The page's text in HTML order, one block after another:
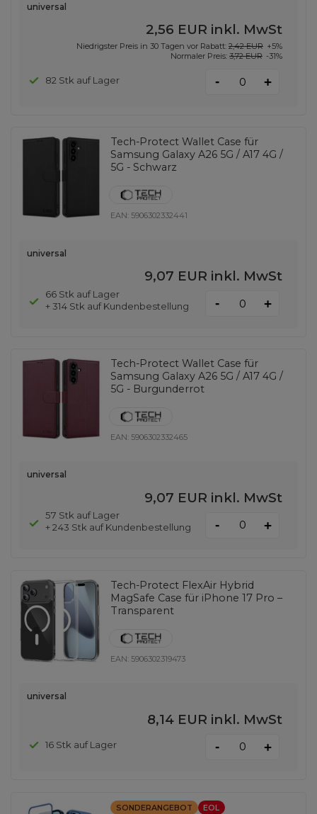
universal
2,56 EUR inkl. MwSt
Niedrigster Preis in 30 Tagen vor Rabatt: 2,42 EUR +5%
Normaler Preis: 3,72 EUR -31%
82 Stk auf Lager - +
Tech-Protect Wallet Case für
Samsung Galaxy A26 5G / A17 4G /
5G - Schwarz
EAN: 5906302332441
universal
9,07 EUR inkl. MwSt
66 Stk auf Lager
+ 314 Stk auf Kundenbestellung
- +
Tech-Protect Wallet Case für
Samsung Galaxy A26 5G / A17 4G /
5G - Burgunderrot
EAN: 5906302332465
universal
9,07 EUR inkl. MwSt
57 Stk auf Lager
+ 243 Stk auf Kundenbestellung
- +
Tech-Protect FlexAir Hybrid
MagSafe Case für iPhone 17 Pro –
Transparent
EAN: 5906302319473
universal
8,14 EUR inkl. MwSt
16 Stk auf Lager - +
SONDERANGEBOT EOL